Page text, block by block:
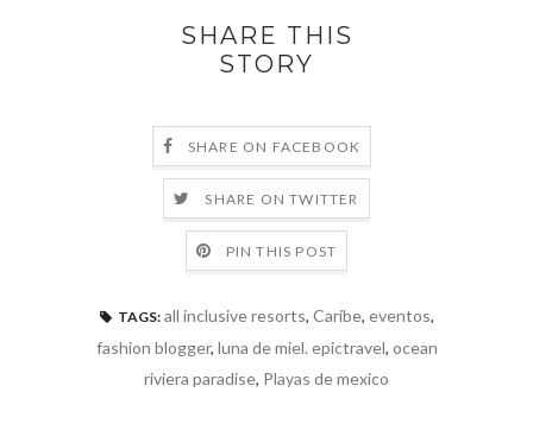
SHARE THIS
STORY
SHARE ON FACEBOOK
SHARE ON TWITTER
PIN THIS POST
TAGS: all inclusive resorts, Caribe, eventos,
fashion blogger, luna de miel. epictravel, ocean
riviera paradise, Playas de mexico